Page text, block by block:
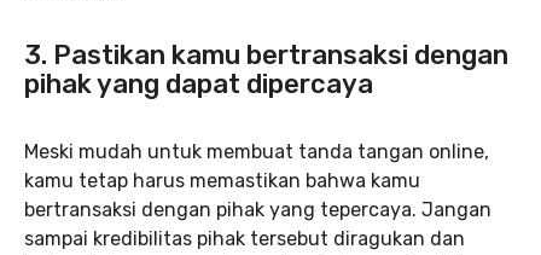
3. Pastikan kamu bertransaksi dengan
pihak yang dapat dipercaya
Meski mudah untuk membuat tanda tangan online,
kamu tetap harus memastikan bahwa kamu
bertransaksi dengan pihak yang tepercaya. Jangan
sampai kredibilitas pihak tersebut diragukan dan